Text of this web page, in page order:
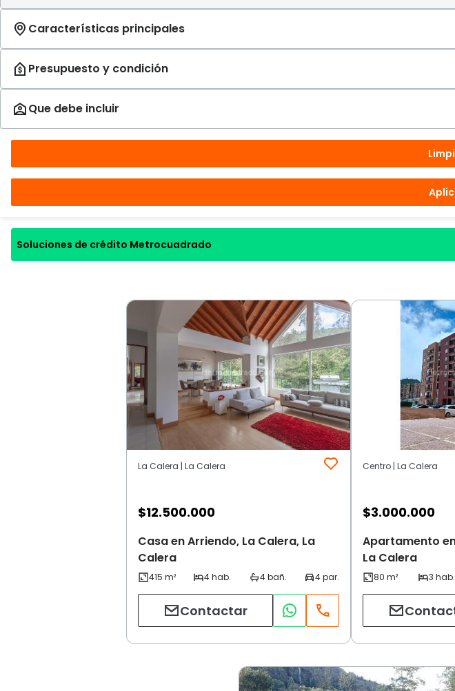
Soluciones de crédito Metrocuadrado
La Calera | La Calera
$12.500.000
Casa en Arriendo, La Calera, La
Calera
Contactar
Centro | La Calera
$3.000.000
Apartamento
La Calera